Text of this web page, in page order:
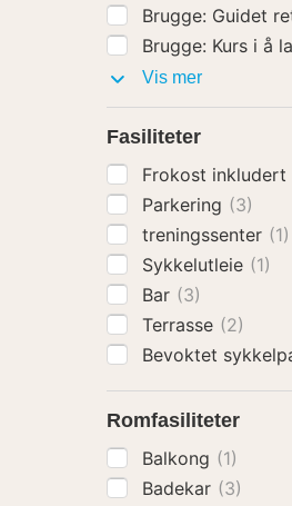
Vis merAktiviteter
Fasiliteter
Frokost inkludert
Parkering (3)
treningssenter (1)
Sykkelutleie (1)
Bar (3)
Terrasse (2)
Bevoktet
Romfasiliteter
Balkong (1)
Badekar (3)